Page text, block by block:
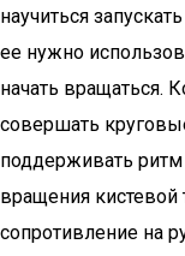
научиться
ее нужно
начать вращаться.
совершать
поддерживать
вращения кистевой
сопротивление на